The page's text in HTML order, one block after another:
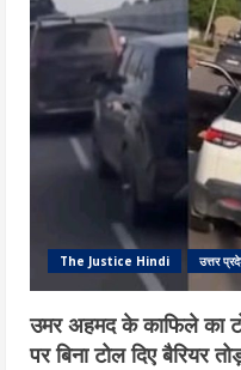
The Justice Hindi उत्तर
उमर अहमद के काफिले का
पर बिना टोल दिए बैरियर